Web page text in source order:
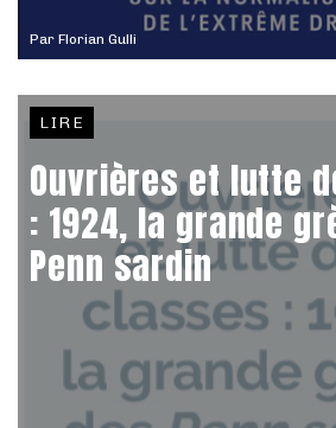
Par Florian Gulli
LIRE
Ouvrières et lutte
: 1924, la grande
Penn sardin